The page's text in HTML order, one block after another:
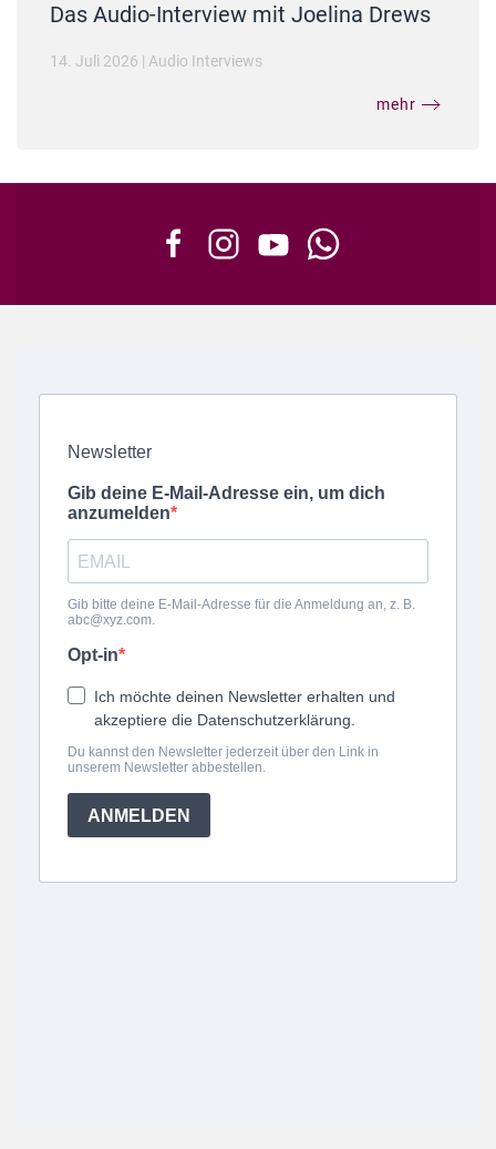
Das Audio-Interview mit Joelina Drews
14. Juli 2026 | Audio Interviews
mehr